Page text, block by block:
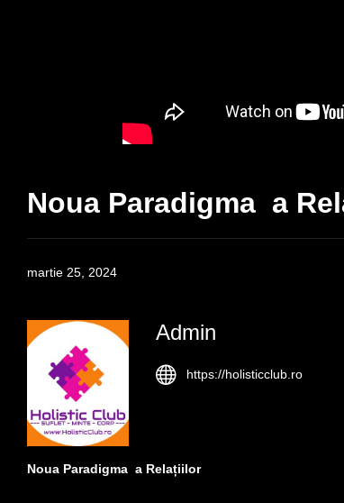
Noua Paradigma a
martie 25, 2024
Admin
https://holisticclub.ro
Noua Paradigma a Relațiilor